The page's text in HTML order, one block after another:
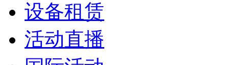
设备租赁
活动直播